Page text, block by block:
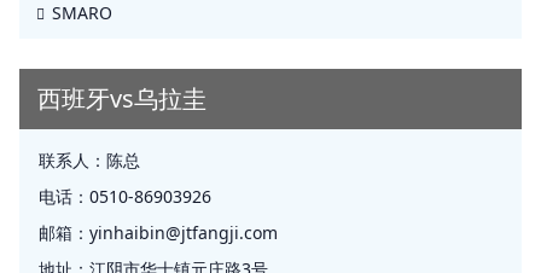
SMARO
西班牙vs乌拉圭
联系人： 陈总
电话： 0510-86903926
邮箱： yinhaibin@jtfangji.com